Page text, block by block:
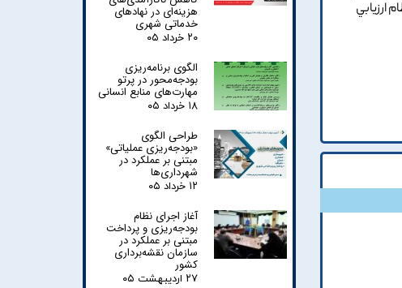
ارزيابي
هزینه‌ای در نهادهای
خدماتی شهری
۲۰ خرداد ۰۵
الگوی برنامه‌ریزی
بودجه‌محور در پرتو
مهارت‌های منابع انسانی
۱۸ خرداد ۰۵
طراحی الگوی
«بودجه‌ریزی عملیاتی»
مبتنی بر عملکرد در
شهرداری‌ها
۱۲ خرداد ۰۵
آغاز اجرای نظام
بودجه‌ریزی و پرداخت
مبتنی بر عملکرد در
سازمان نقشه‌برداری
کشور
۲۷ اردیبهشت ۰۵